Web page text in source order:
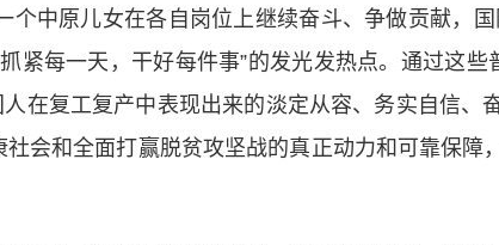
个中原儿女在各自岗位上继续奋斗、争做贡献，
紧每一天，干好每件事”的发光发热点。通过这些
在复工复产中表现出来的淡定从容、务实自信、
会和全面打赢脱贫攻坚战的真正动力和可靠保障